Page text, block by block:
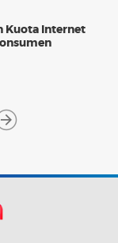
Kuota Internet